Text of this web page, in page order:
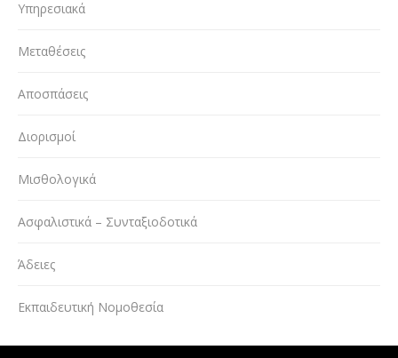
Υπηρεσιακά
Μεταθέσεις
Αποσπάσεις
Διορισμοί
Μισθολογικά
Ασφαλιστικά – Συνταξιοδοτικά
Άδειες
Εκπαιδευτική Νομοθεσία